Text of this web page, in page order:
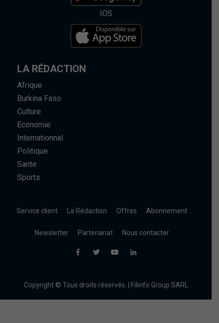
IOS
LA RÉDACTION
Afrique
Burkina Faso
Culture
Economie
Internationnal
Politique
Sante
Sports
Service client La Rédaction Offres Abonnement
Newsletter Partenariat Nous contacter
Copyright © Tous droits réservés. | Filinfo Group SARL